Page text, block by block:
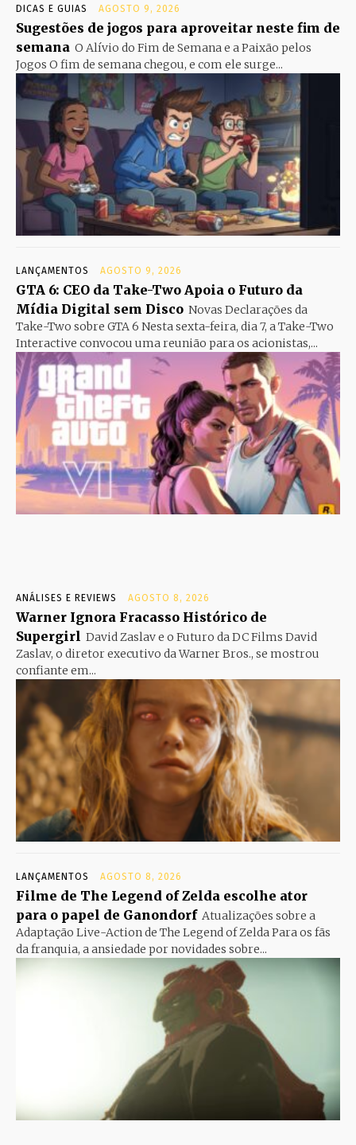
DICAS E GUIAS AGOSTO 9, 2026
Sugestões de jogos para aproveitar neste fim de
semana O Alívio do Fim de Semana e a Paixão pelos
Jogos O fim de semana chegou, e com ele surge...
LANÇAMENTOS AGOSTO 9, 2026
GTA 6: CEO da Take-Two Apoia o Futuro da
Mídia Digital sem Disco Novas Declarações da
Take-Two sobre GTA 6 Nesta sexta-feira, dia 7, a Take-Two
Interactive convocou uma reunião para os acionistas,...
ANÁLISES E REVIEWS AGOSTO 8, 2026
Warner Ignora Fracasso Histórico de
Supergirl David Zaslav e o Futuro da DC Films David
Zaslav, o diretor executivo da Warner Bros., se mostrou
confiante em...
LANÇAMENTOS AGOSTO 8, 2026
Filme de The Legend of Zelda escolhe ator
para o papel de Ganondorf Atualizações sobre a
Adaptação Live-Action de The Legend of Zelda Para os fãs
da franquia, a ansiedade por novidades sobre...